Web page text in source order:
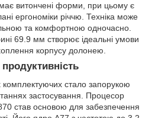
витончені форми, при цьому є
ергономіки річчю. Техніка може
та комфортною одночасно.
69.9 мм створює ідеальні умови
корпусу долонею.
продуктивність
стало запорукою
застосування. Процесор
став основою для забезпечення